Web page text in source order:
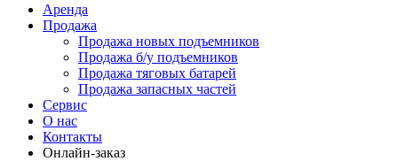
Аренда
Продажа
Продажа новых подъемников
Продажа б/у подъемников
Продажа тяговых батарей
Продажа запасных частей
Сервис
О нас
Контакты
Онлайн-заказ